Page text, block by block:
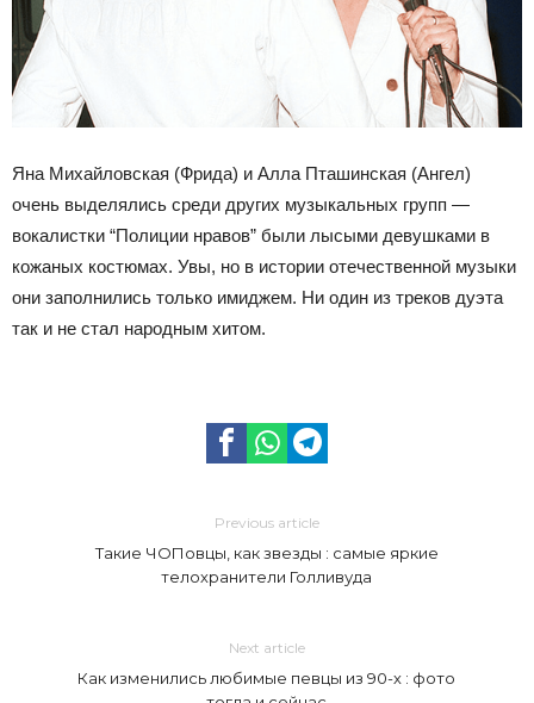
Яна Михайловская (Фрида) и Алла Пташинская (Ангел)
очень выделялись среди других музыкальных групп —
вокалистки “Полиции нравов” были лысыми девушками в
кожаных костюмах. Увы, но в истории отечественной музыки
они заполнились только имиджем. Ни один из треков дуэта
так и не стал народным хитом.
Previous article
Такие ЧОПовцы, как звезды : самые яркие
телохранители Голливуда
Next article
Как изменились любимые певцы из 90-х : фото